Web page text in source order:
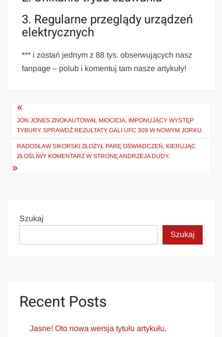
3. Regularne przeglądy urządzeń
elektrycznych
*** i zostań jednym z 88 tys. obserwujących nasz
fanpage – polub i komentuj tam nasze artykuły!
Nawigacja
wpisu
JON JONES ZNOKAUTOWAŁ MIOCICIA, IMPONUJĄCY WYSTĘP
TYBURY. SPRAWDŹ REZULTATY GALI UFC 309 W NOWYM JORKU.
RADOSŁAW SIKORSKI ZŁOŻYŁ PARĘ OŚWIADCZEŃ, KIERUJĄC
ZŁOŚLIWY KOMENTARZ W STRONĘ ANDRZEJA DUDY.
Szukaj
Szukaj
Recent Posts
Jasne! Oto nowa wersja tytułu artykułu,